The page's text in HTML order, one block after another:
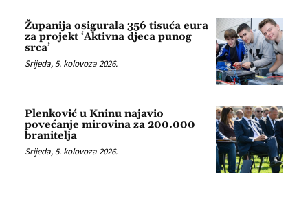
Županija osigurala 356 tisuća eura
za projekt ‘Aktivna djeca punog
srca’
Srijeda, 5. kolovoza 2026.
Plenković u Kninu najavio
povećanje mirovina za 200.000
branitelja
Srijeda, 5. kolovoza 2026.